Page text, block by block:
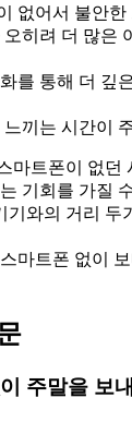
없어서 불안한
히려 더 많은
를 통해 더 깊
끼는 시간이
마트폰이 없던
기회를 가질
기와의 거리 두
마트폰 없이
주말을 보